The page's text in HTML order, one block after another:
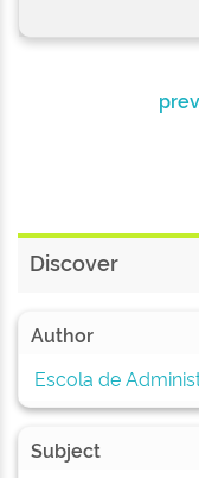
Discover
Author
Escola de
Subject